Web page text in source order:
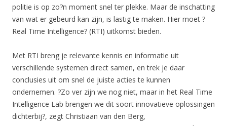
politie is op zo?n moment snel ter plekke. Maar de inschatting
van wat er gebeurd kan zijn, is lastig te maken. Hier moet ?
Real Time Intelligence? (RTI) uitkomst bieden.
Met RTI breng je relevante kennis en informatie uit
verschillende systemen direct samen, en trek je daar
conclusies uit om snel de juiste acties te kunnen
ondernemen. ?Zo ver zijn we nog niet, maar in het Real Time
Intelligence Lab brengen we dit soort innovatieve oplossingen
dichterbij?, zegt Christiaan van den Berg,